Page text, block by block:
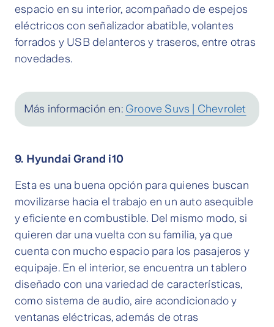
espacio en su interior, acompañado de espejos
eléctricos con señalizador abatible, volantes
forrados y USB delanteros y traseros, entre otras
novedades.
Más información en: Groove Suvs | Chevrolet
9. Hyundai Grand i10
Esta es una buena opción para quienes buscan
movilizarse hacia el trabajo en un auto asequible
y eficiente en combustible. Del mismo modo, si
quieren dar una vuelta con su familia, ya que
cuenta con mucho espacio para los pasajeros y
equipaje. En el interior, se encuentra un tablero
diseñado con una variedad de características,
como sistema de audio, aire acondicionado y
ventanas eléctricas, además de otras